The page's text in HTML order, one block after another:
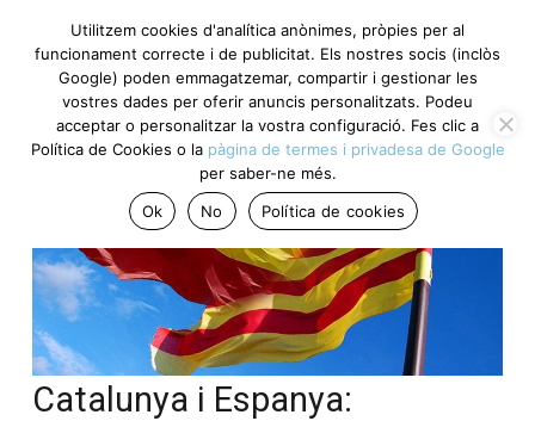
Catalunya i Espanya:
Utilitzem cookies d'analítica anònimes, pròpies per al
funcionament correcte i de publicitat. Els nostres socis (inclòs
Google) poden emmagatzemar, compartir i gestionar les
vostres dades per oferir anuncis personalitzats. Podeu
acceptar o personalitzar la vostra configuració. Fes clic a
Política de Cookies o la pàgina de termes i privadesa de Google
per saber-ne més.
Ok
No Política de cookies